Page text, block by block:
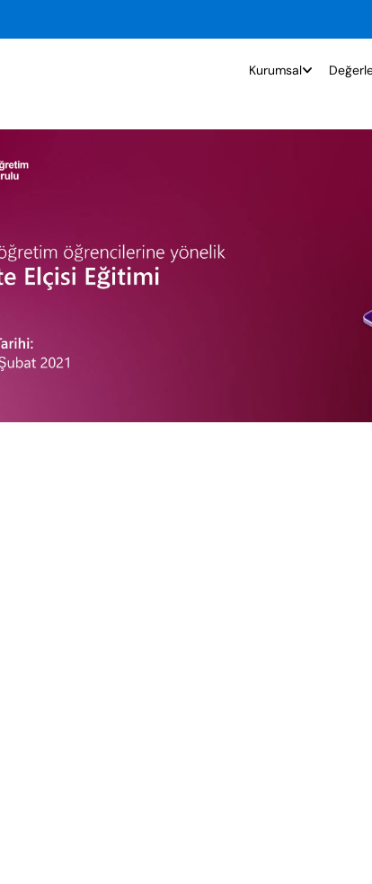
Kurumsal